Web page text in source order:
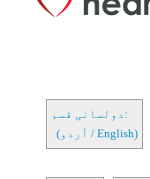
دولسانی قسم:
(اُردو / English)